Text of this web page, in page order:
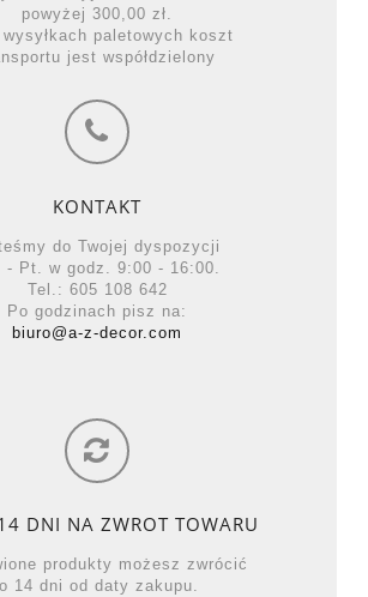
powyżej 300,00 zł.
wysyłkach paletowych koszt
jest współdzielony
KONTAKT
do Twojej dyspozycji
- Pt. w godz. 9:00 - 16:00.
Tel.: 605 108 642
Po godzinach pisz na:
biuro@a-z-decor.com
DNI NA ZWROT TOWARU
produkty możesz zwrócić
14 dni od daty zakupu.